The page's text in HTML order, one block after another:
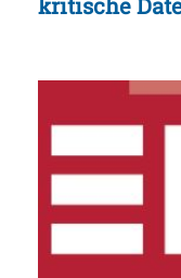
kritische